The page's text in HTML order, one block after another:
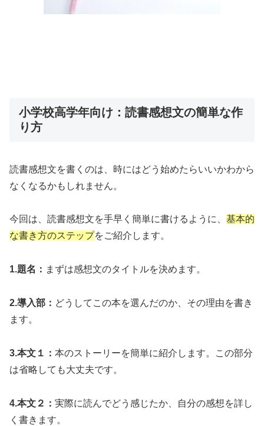
小学校高学年向け：読書感想文の簡単な作
り方
読書感想文を書くのは、時にはどう始めたらいいかわから
なくなるかもしれません。
今回は、読書感想文を手早く簡単に書けるように、 基本的
な書き方のステップをご紹介します。
1.題名： まずは感想文のタイトルを決めます。
2.導入部： どうしてこの本を選んだのか、その理由を書き
ます。
3.本文１： 本のストーリーを簡単に紹介します。この部分
は省略しても大丈夫です。
4.本文２： 実際に読んでどう感じたか、自分の感想を詳し
く書きます。